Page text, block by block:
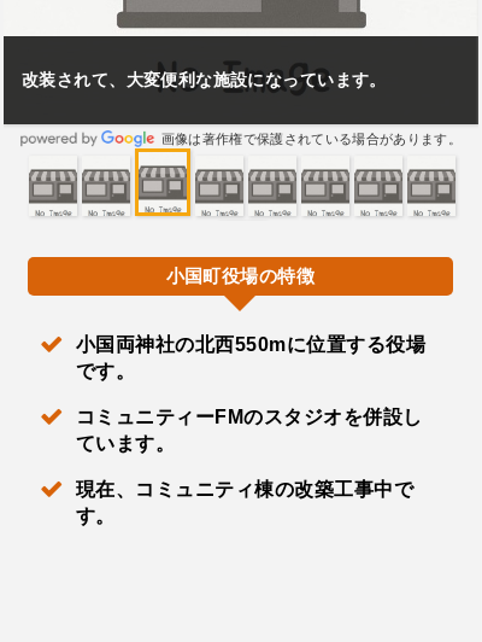
改装されて、大変便利な施設になっています。
画像は著作権で保護されている場合があります。
小国町役場の特徴
小国両神社の北西550mに位置する役場
です。
コミュニティーFMのスタジオを併設し
ています。
現在、コミュニティ棟の改築工事中で
す。